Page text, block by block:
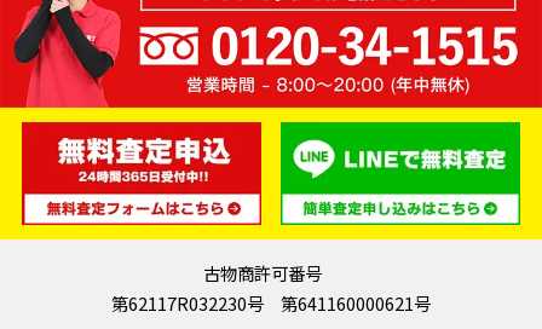
古物商許可番号
第62117R032230号 第641160000621号